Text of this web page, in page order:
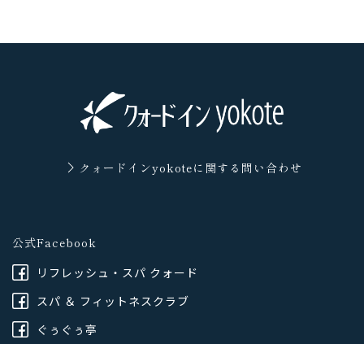
クォードインyokoteに 関する問い合わせ
公式Facebook
リフレッシュ・スパ クォード
スパ ＆ フィットネスクラブ
ぐぅぐぅ亭